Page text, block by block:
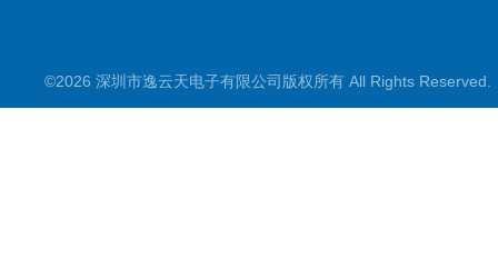
©2026 深圳市逸云天电子有限公司版权所有 All Rights